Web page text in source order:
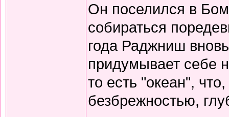
Он поселился в
собираться
года Раджниш
придумывает себе
то есть "океан",
безбрежностью,